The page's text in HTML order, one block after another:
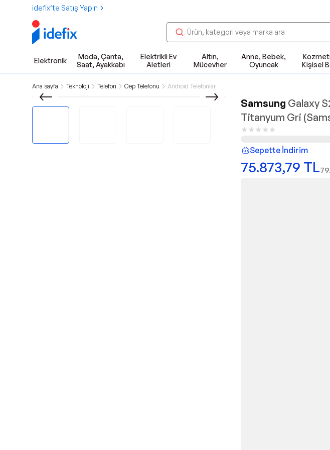
idefix’te Satış Yapın
Elektronik
Moda, Çanta,
Saat, Ayakkabı
Elektrikli Ev
Aletleri
Altın,
Mücevher
Anne, Bebek,
Oyuncak
Kişisel
Ana sayfa Teknoloji Telefon Cep Telefonu Android Telefonlar
Samsung Galaxy
Titanyum Gri
Sepette İndirim
75.873,79 TL